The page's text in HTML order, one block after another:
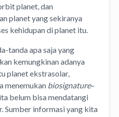
planet, dan
planet yang sekiranya
kehidupan di planet itu.
tanda apa saja yang
kemungkinan adanya
planet ekstrasolar,
menemukan biosignature–
belum bisa mendatangi
Sumber informasi yang kita